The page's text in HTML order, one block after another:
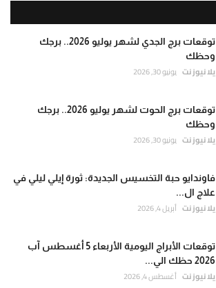
توقعات برج الجدي لشهر يوليو 2026.. برجك
وحظك
يلا نيوز نت يونيو 30, 2026
توقعات برج الحوت لشهر يوليو 2026.. برجك
وحظك
يلا نيوز نت يونيو 30, 2026
فاوندايو حبة التخسيس الجديدة: ثورة إيلي ليلي في
علاج ال...
يلا نيوز نت أبريل 4, 2026
توقعات الأبراج اليومية الأربعاء 5 أغسطس آب
2026 حظك الي...
يلا نيوز نت أغسطس 4, 2026